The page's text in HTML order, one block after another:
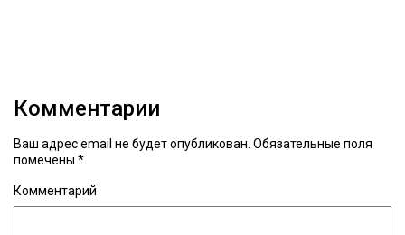
Комментарии
Ваш адрес email не будет опубликован. Обязательные поля
помечены *
Комментарий